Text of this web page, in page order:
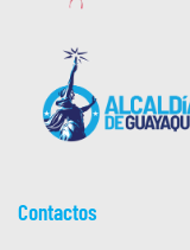
Contactos